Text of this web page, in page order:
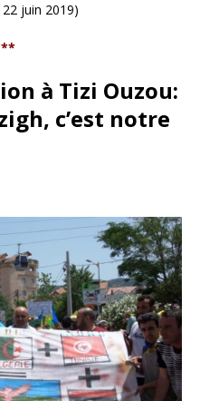
juin 2019)
à Tizi Ouzou:
c’est notre